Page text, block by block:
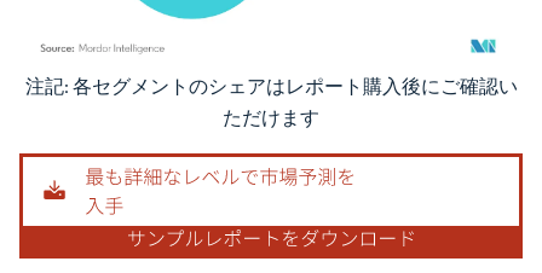
画像 © Mordor Intelligence。再利用にはCC BY 4.0の表示が必要です。
注記: 各セグメントのシェアはレポート購入後にご確認い
ただけます